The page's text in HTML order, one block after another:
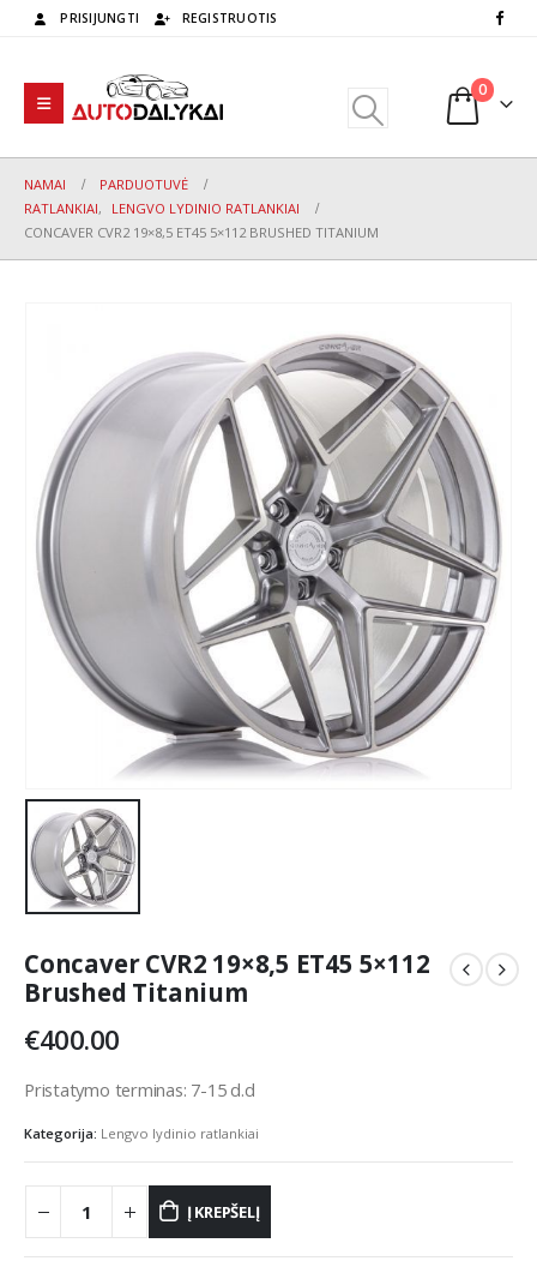
PRISIJUNGTI REGISTRUOTIS
0
NAMAI
PARDUOTUVĖ
RATLANKIAI,
LENGVO LYDINIO RATLANKIAI
CONCAVER CVR2 19×8,5 ET45 5×112 BRUSHED TITANIUM
Concaver CVR2 19×8,5 ET45 5×112
Brushed Titanium
€400.00
Pristatymo terminas: 7-15 d.d
Kategorija: Lengvo lydinio ratlankiai
Į KREPŠELĮ